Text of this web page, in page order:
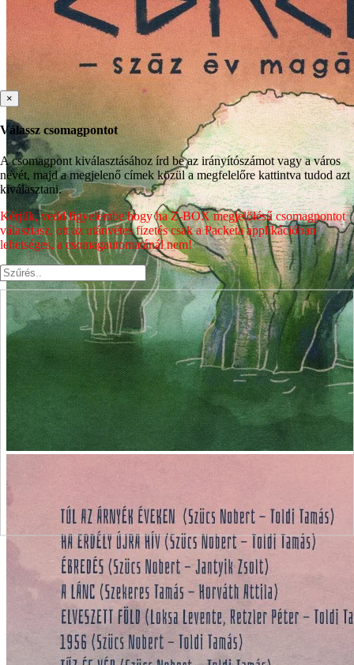
×
Válassz csomagpontot
A csomagpont kiválasztásához írd be az irányítószámot vagy a város
nevét, majd a megjelenő címek közül a megfelelőre kattintva tudod azt
kiválasztani.
Kérjük, vedd figyelembe hogy ha Z-BOX megjelölésű csomagpontot
választasz, ott az utánvétes fizetés csak a Packeta applikációban
lehetséges, a csomagautomatánál nem!